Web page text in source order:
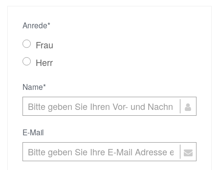
Anrede*
Frau
Herr
Name*
E-Mail